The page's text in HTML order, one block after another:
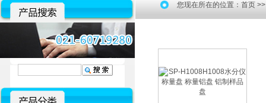
您现在所在的位置： 首页